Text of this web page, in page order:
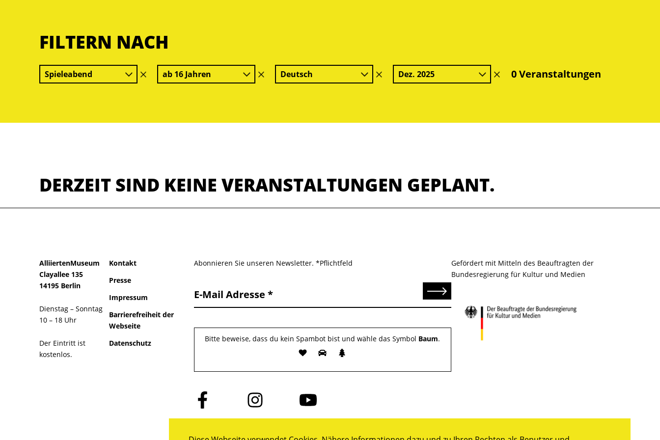
FILTERN NACH
Spieleabend
Filter
löschen
ab 16 Jahren
Filter
löschen
Deutsch
Filter
löschen
Dez. 2025
Filter0 Veranstaltungen
DERZEIT SIND KEINE VERANSTALTUNGEN GEPLANT.
AlliiertenMuseum
Clayallee 135
14195 Berlin
Dienstag – Sonntag
10 – 18 Uhr
Der Eintritt ist
kostenlos.
Kontakt
Presse
Impressum
Barrierefreiheit der
Webseite
Datenschutz
Abonnieren Sie unseren Newsletter. *Pflichtfeld
E-Mail Adresse Senden
Bitte beweise, dass du kein Spambot bist und wähle das Symbol Baum.
Folge
uns
auf
Folge
uns
auf
Folge
uns
auf
Gefördert mit Mitteln des Beauftragten der
Bundesregierung für Kultur und Medien